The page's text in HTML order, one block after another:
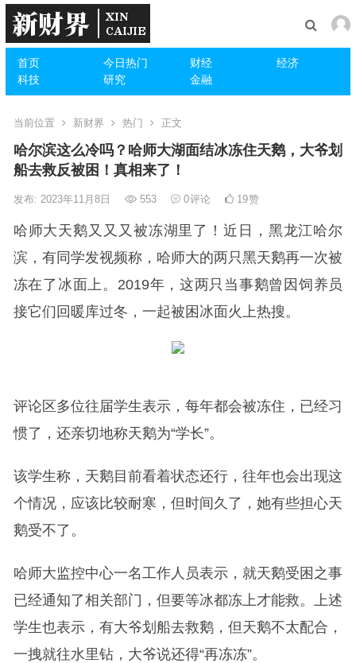
首页 今日热门 财经
经济
科技
研究 金融
当前位置 新财界 热门 正文
哈尔滨这么冷吗？哈师大湖面结冰冻住天鹅，大爷划
船去救反被困！真相来了！
发布: 2023年11月8日 553 0评论 19赞
哈师大天鹅又又又被冻湖里了！近日，黑龙江哈尔
滨，有同学发视频称，哈师大的两只黑天鹅再一次被
冻在了冰面上。2019年，这两只当事鹅曾因饲养员
接它们回暖库过冬，一起被困冰面火上热搜。
评论区多位往届学生表示，每年都会被冻住，已经习
惯了，还亲切地称天鹅为“学长”。
该学生称，天鹅目前看着状态还行，往年也会出现这
个情况，应该比较耐寒，但时间久了，她有些担心天
鹅受不了。
哈师大监控中心一名工作人员表示，就天鹅受困之事
已经通知了相关部门，但要等冰都冻上才能救。上述
学生也表示，有大爷划船去救鹅，但天鹅不太配合，
一拽就往水里钻，大爷说还得“再冻冻”。